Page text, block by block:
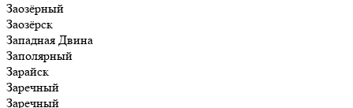
Заозёрный
Заозёрск
Западная Двина
Заполярный
Зарайск
Заречный
Заречный